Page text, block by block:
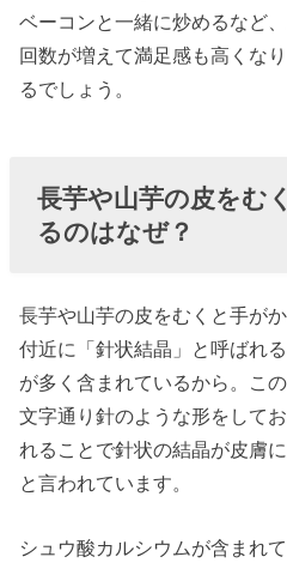
ベーコンと一緒に炒めるなど
回数が増えて満足感も高くな
るでしょう。
長芋や山芋の皮をむ
るのはなぜ？
長芋や山芋の皮をむくと手が
付近に「針状結晶」と呼ばれ
が多く含まれているから。こ
文字通り針のような形をして
れることで針状の結晶が皮膚
と言われています。
シュウ酸カルシウムが含まれ